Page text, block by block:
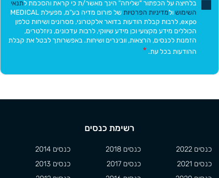
בלחיצה על הכפתור "שליחה" הינך מאשר/ת כי קראת והסכמת לתנאי
השימוש ולמדיניות הפרטיות
של פורום מדיה בע"מ, מפעילת MEDICAL
expo, לרבות קבלת הודעות בדואר אלקטרוני, מסרונים ושיחות טלפון
הכוללים מידע מקצועי וכן מידע שיווקי, לרבות עדכונים, ניוזלטרים,
הזמנות לכנסים, הרצאות, וובינרים ושיחות. באפשרותך לבטל את קבלת
ההודעות בכל עת.
רשימת כנסים
כנסים 2022
כנסים 2021
כנסים 2018
כנסים 2017
כנסים 2014
כנסים 2013